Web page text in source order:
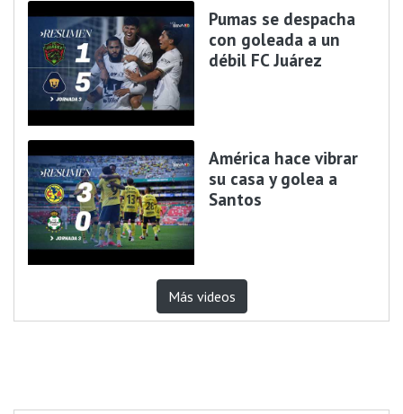
Pumas se despacha
con goleada a un
débil FC Juárez
América hace vibrar
su casa y golea a
Santos
Más videos